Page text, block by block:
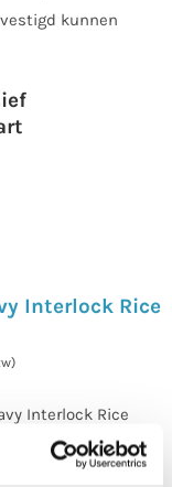
kunnen
Interlock Rice
Interlock Rice
de hoekprofielen.